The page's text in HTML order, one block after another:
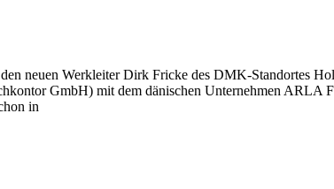
neuen Werkleiter Dirk Fricke des DMK-Standortes
GmbH) mit dem dänischen Unternehmen ARLA
in